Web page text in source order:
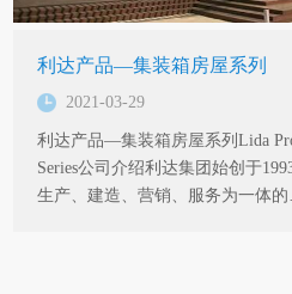
利达产品—集装箱房屋系列
2021-03-29
利达产品—集装箱房屋系列Lida
Series公司介绍利达集团始创于
生产、建造、营销、服务为一体